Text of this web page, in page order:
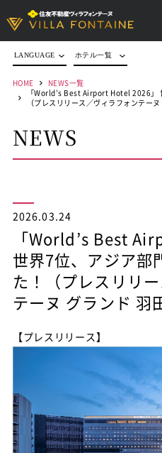
LANGUAGE ホテル一覧
HOME
NEWS一覧
「World’s Best Airport Hotel 2026」
（プレスリリース／ヴィラフォンテーヌ
NEWS
2026.03.24
「World’s Best
世界7位、アジア部
た！（プレスリリ
テーヌ グランド 羽
【プレスリリース】